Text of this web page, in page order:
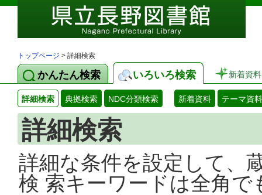
トップページ > 詳細検索
かんたん検索 いろいろ検索 新着資料
詳細検索 典拠検索 NDC分類検索 新着資料 テーマ資料
詳細検索
詳細な条件を設定して、
検 索キーワードは全角